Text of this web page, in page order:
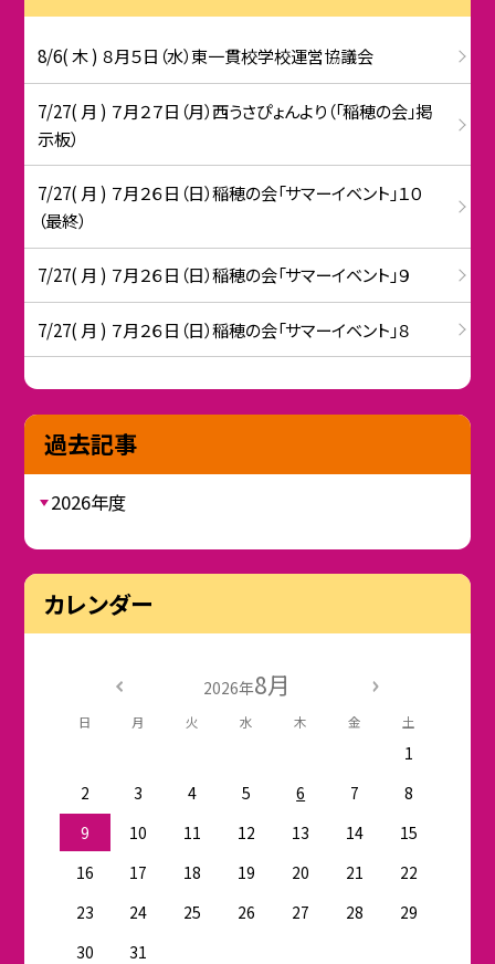
8/6( 木 ) ８月５日（水）東一貫校学校運営協議会
7/27( 月 ) ７月２７日（月）西うさぴょんより（「稲穂の会」掲
示板）
7/27( 月 ) ７月２６日（日）稲穂の会「サマーイベント」１０
（最終）
7/27( 月 ) ７月２６日（日）稲穂の会「サマーイベント」９
7/27( 月 ) ７月２６日（日）稲穂の会「サマーイベント」８
過去記事
2026年度
カレンダー
2026年8月
日 月 火 水 木 金 土
1
2
3 4 5 6 7
8
9
10 11 12 13 14
15
16
17 18 19 20 21
22
23
24 25 26 27 28
29
30
31